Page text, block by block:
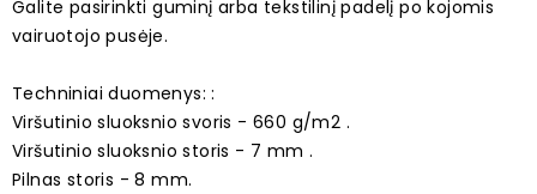
Galite pasirinkti guminį arba tekstilinį padelį po kojomis
vairuotojo pusėje.
Techniniai duomenys: :
Viršutinio sluoksnio svoris - 660 g/m2 .
Viršutinio sluoksnio storis - 7 mm .
Pilnas storis - 8 mm.